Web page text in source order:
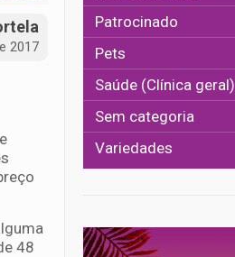
2017
48
Patrocinado
Pets
Saúde (Clínica geral)
Sem categoria
Variedades